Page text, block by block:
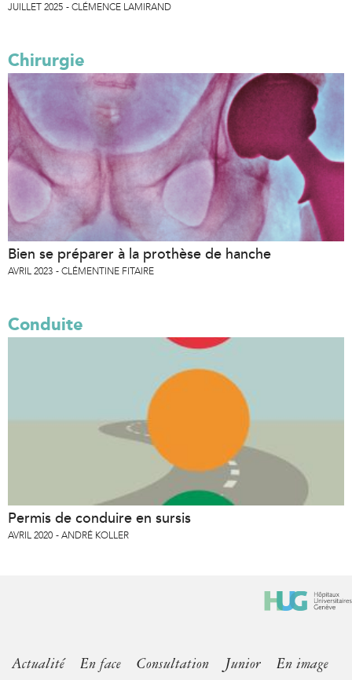
JUILLET 2025 CLÉMENCE LAMIRAND
Chirurgie
Bien se préparer à la prothèse de hanche
AVRIL 2023 CLÉMENTINE FITAIRE
Conduite
Permis de conduire en sursis
AVRIL 2020 ANDRÉ KOLLER
Actualité En face Consultation Junior
En image